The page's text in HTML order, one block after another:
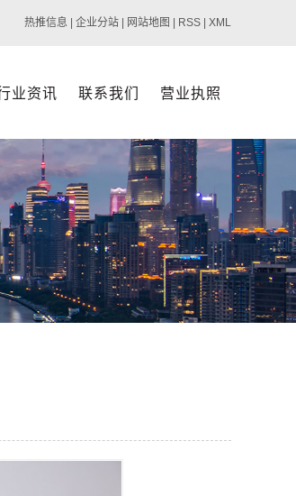
热推信息 企业分站 网站地图 RSS XML
业资讯 联系我们 营业执照